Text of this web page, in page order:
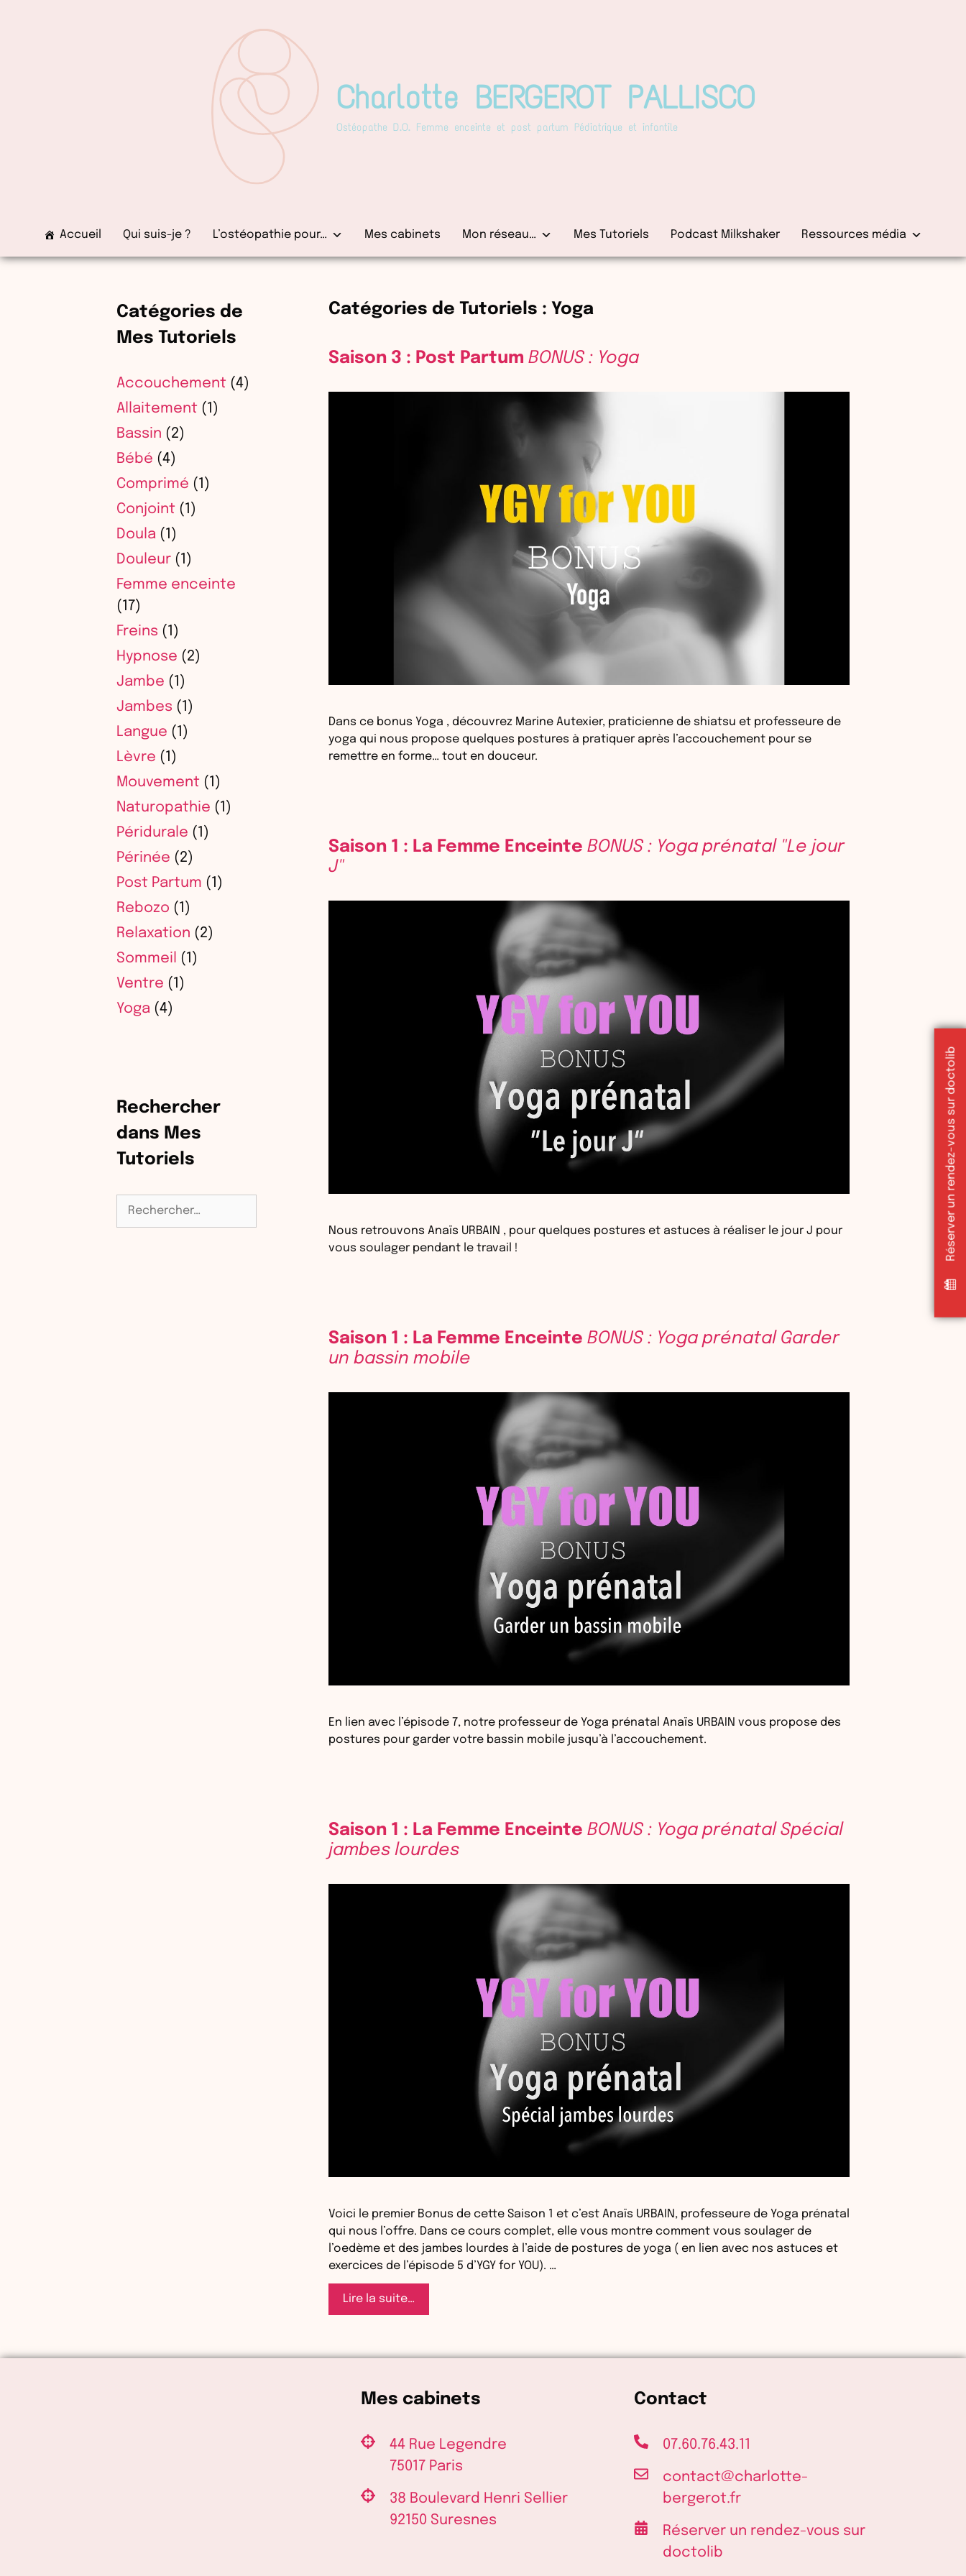
Charlotte BERGEROT PALLISCO
Ostéopathe D.O. Femme enceinte et post partum Pédiatrique et infantile
Accueil Qui suis-je ? L’ostéopathie pour… Mes cabinets Mon réseau… Mes Tutoriels Podcast Milkshaker Ressources média
Catégories de Tutoriels : Yoga
Saison 3 : Post Partum BONUS : Yoga
Dans ce bonus Yoga , découvrez Marine Autexier, praticienne de shiatsu et professeure de
yoga qui nous propose quelques postures à pratiquer après l’accouchement pour se
remettre en forme… tout en douceur.
Saison 1 : La Femme Enceinte BONUS : Yoga prénatal "Le jour
J"
Nous retrouvons Anaïs URBAIN , pour quelques postures et astuces à réaliser le jour J pour
vous soulager pendant le travail !
Saison 1 : La Femme Enceinte BONUS : Yoga prénatal Garder
un bassin mobile
En lien avec l’épisode 7, notre professeur de Yoga prénatal Anaïs URBAIN vous propose des
postures pour garder votre bassin mobile jusqu’à l’accouchement.
Saison 1 : La Femme Enceinte BONUS : Yoga prénatal Spécial
jambes lourdes
Voici le premier Bonus de cette Saison 1 et c’est Anaïs URBAIN, professeure de Yoga prénatal
qui nous l’offre. Dans ce cours complet, elle vous montre comment vous soulager de
l’oedème et des jambes lourdes à l’aide de postures de yoga ( en lien avec nos astuces et
exercices de l’épisode 5 d’YGY for YOU). …
Lire la suite…
1
BONUS
Yoga
prénatal
Spécial
lourdes
Catégories de
Mes Tutoriels
Accouchement (4)
Allaitement (1)
Bassin (2)
Bébé (4)
Comprimé (1)
Conjoint (1)
Doula (1)
Douleur (1)
Femme enceinte
(17)
Freins (1)
Hypnose (2)
Jambe (1)
Jambes (1)
Langue (1)
Lèvre (1)
Mouvement (1)
Naturopathie (1)
Péridurale (1)
Périnée (2)
Post Partum (1)
Rebozo (1)
Relaxation (2)
Sommeil (1)
Ventre (1)
Yoga (4)
Rechercher
dans Mes
Tutoriels
Rechercher :
Mes cabinets
44 Rue Legendre
75017 Paris
38 Boulevard Henri Sellier
92150 Suresnes
Contact
07.60.76.43.11
contact@charlotte-
bergerot.fr
Réserver un rendez-vous sur
doctolib
Réserver un rendez-vous sur doctolib